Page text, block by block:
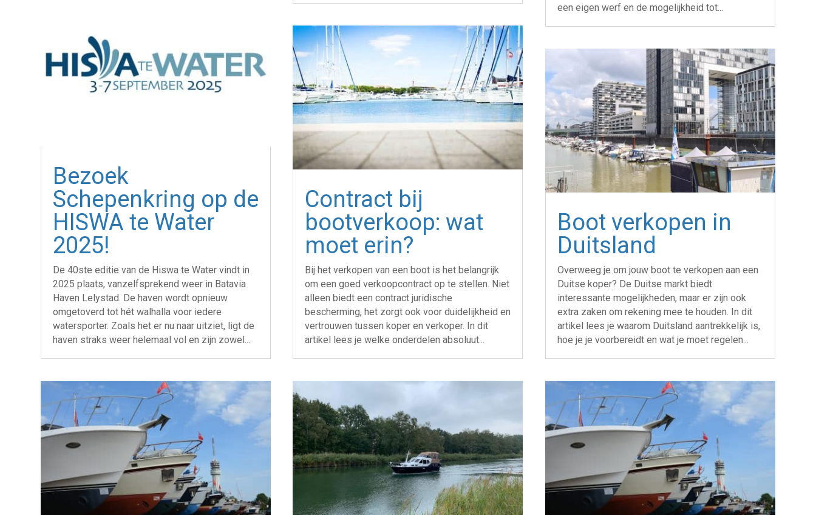
Bezoek
Schepenkring op de
HISWA te Water
2025!
De 40ste editie van de Hiswa te Water vindt in
2025 plaats, vanzelfsprekend weer in Batavia
Haven Lelystad. De haven wordt opnieuw
omgetoverd tot hét walhalla voor iedere
watersporter. Zoals het er nu naar uitziet, ligt de
haven straks weer helemaal vol en zijn zowel...
Contract bij
bootverkoop: wat
moet erin?
Bij het verkopen van een boot is het belangrijk
om een goed verkoopcontract op te stellen. Niet
alleen biedt een contract juridische
bescherming, het zorgt ook voor duidelijkheid en
vertrouwen tussen koper en verkoper. In dit
artikel lees je welke onderdelen absoluut...
een eigen werf en de mogelijkheid tot...
Boot verkopen in
Duitsland
Overweeg je om jouw boot te verkopen aan een
Duitse koper? De Duitse markt biedt
interessante mogelijkheden, maar er zijn ook
extra zaken om rekening mee te houden. In dit
artikel lees je waarom Duitsland aantrekkelijk is,
hoe je je voorbereidt en wat je moet regelen...